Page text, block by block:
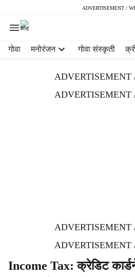
ADVERTISEMENT /
गोवा मनोरंजन गोवा संस्कृती
ADVERTISEMENT
ADVERTISEMENT
ADVERTISEMENT
ADVERTISEMENT
Income Tax: क्रेडिट